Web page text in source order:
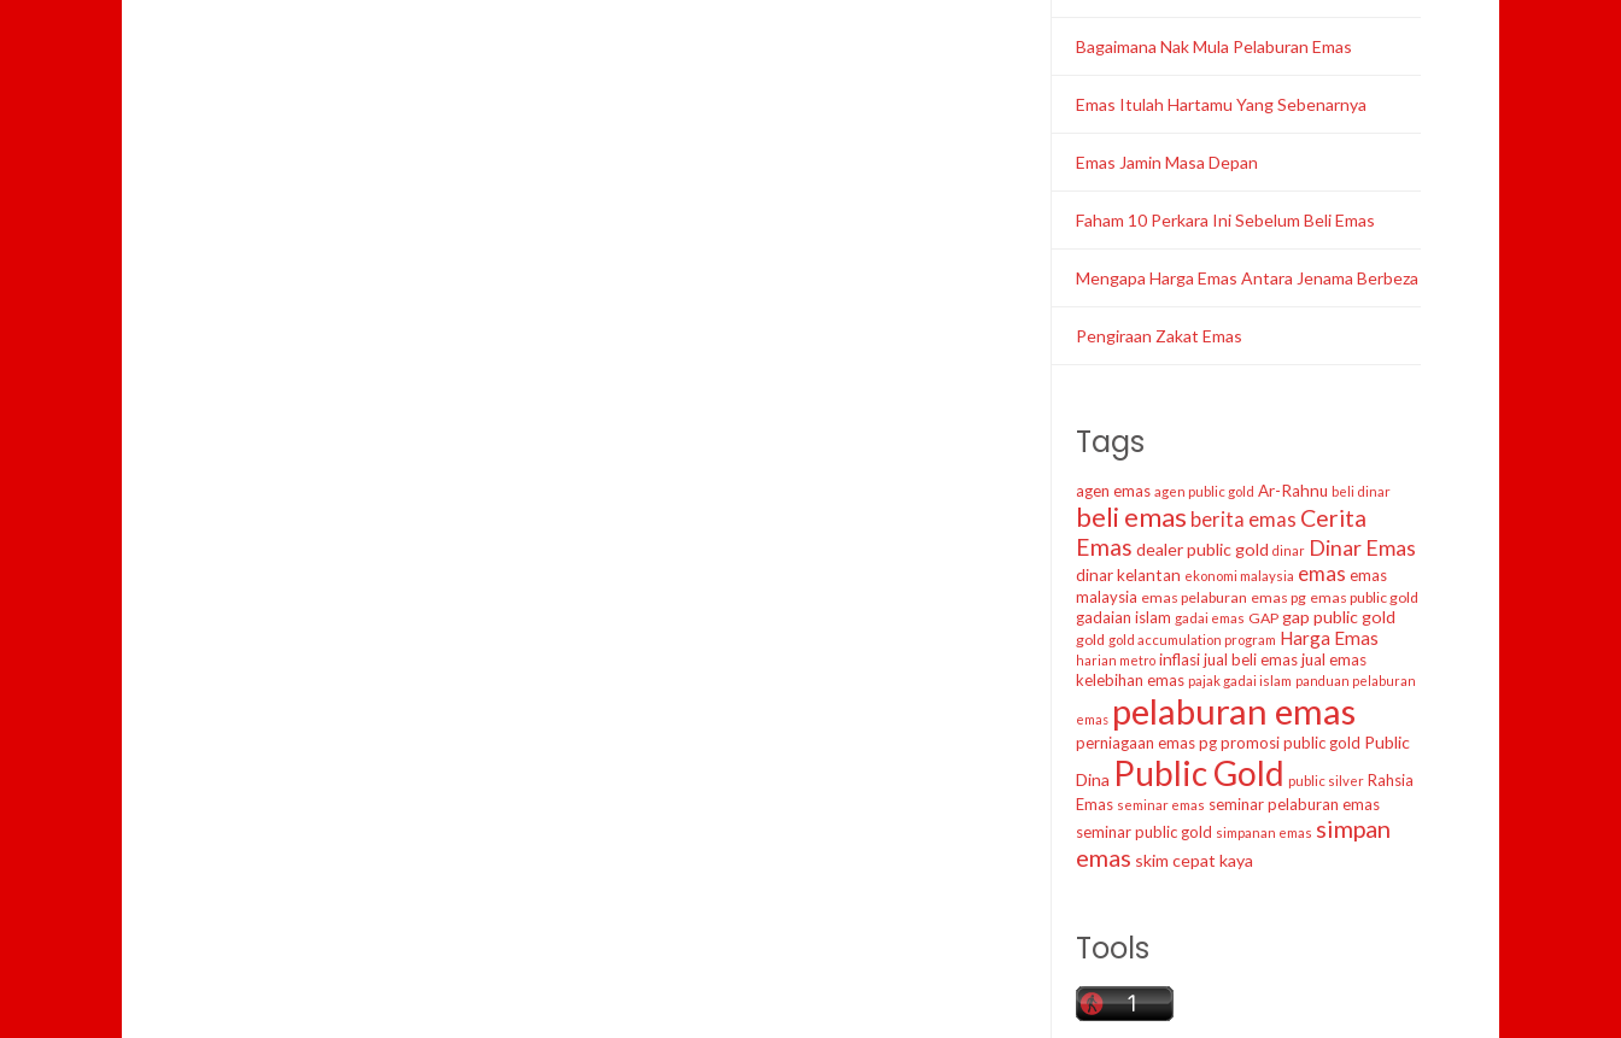
Bagaimana Nak Mula Pelaburan Emas
Emas Itulah Hartamu Yang Sebenarnya
Emas Jamin Masa Depan
Faham 10 Perkara Ini Sebelum Beli Emas
Mengapa Harga Emas Antara Jenama Berbeza
Pengiraan Zakat Emas
Tags
agen emas agen public gold Ar-Rahnu beli dinar
beli emas berita emas Cerita
Emas dealer public gold dinar Dinar Emas
dinar kelantan ekonomi malaysia emas emas
malaysia emas pelaburan emas pg emas public gold
gadaian islam gadai emas GAP gap public gold
gold gold accumulation program Harga Emas
harian metro inflasi jual beli emas jual emas
kelebihan emas pajak gadai islam panduan pelaburan
emas pelaburan emas
perniagaan emas pg promosi public gold Public
Dina Public Gold public silver Rahsia
Emas seminar emas seminar pelaburan emas
seminar public gold simpanan emas simpan
emas skim cepat kaya
Tools